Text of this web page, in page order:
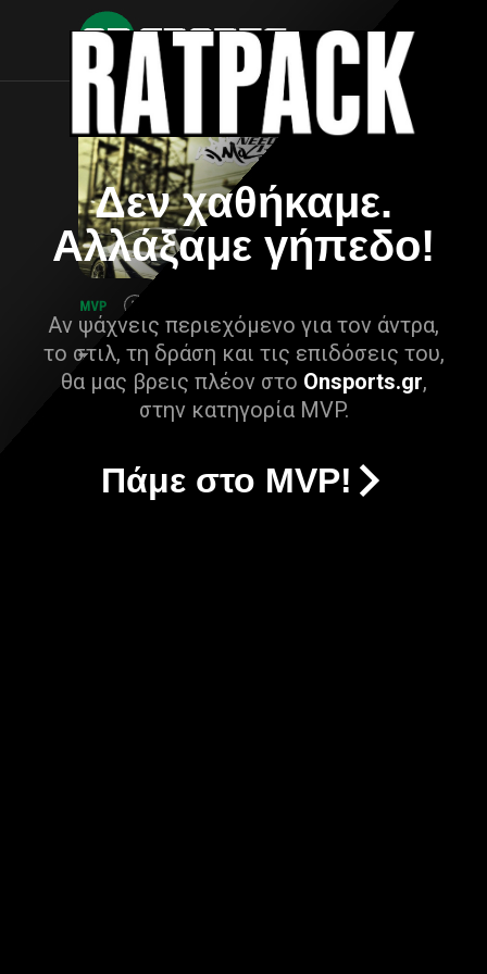
Δεν χαθήκαμε.
Αλλάξαμε γήπεδο!
Αν ψάχνεις περιεχόμενο για τον άντρα,
το στιλ, τη δράση και τις επιδόσεις του,
θα μας βρεις πλέον στο Onsports.gr,
στην κατηγορία MVP.
Πάμε στο MVP!